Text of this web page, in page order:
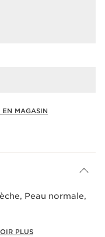
MAGASIN
Peau normale,
PLUS